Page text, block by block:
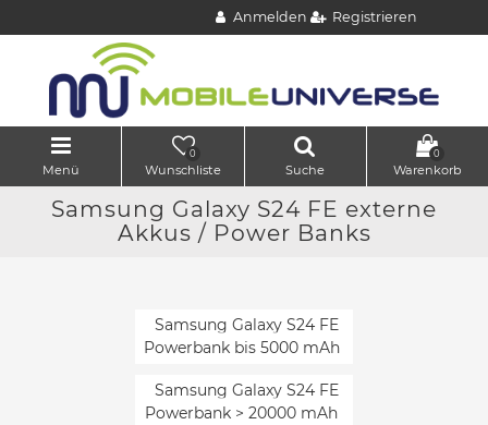
Anmelden Registrieren
Menü
0
Wunschliste Suche
0
Warenkorb
Samsung Galaxy S24 FE externe
Akkus / Power Banks
Samsung Galaxy S24 FE
Powerbank bis 5000 mAh
Samsung Galaxy S24 FE
Powerbank > 20000 mAh